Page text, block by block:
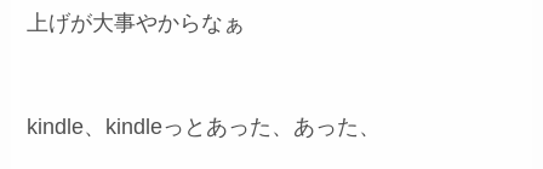
上げが大事やからなぁ
kindle、kindleっとあった、あった、